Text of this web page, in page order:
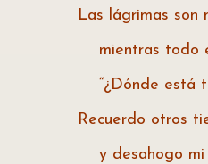
Las lágrimas son
mientras todo
“¿Dónde está
Recuerdo otros
y desahogo mi